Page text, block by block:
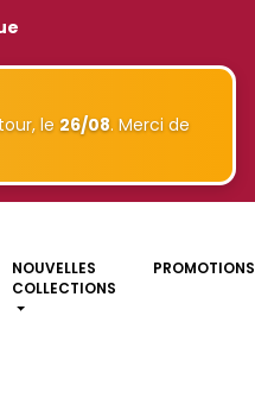
le 26/08. Merci de
NOUVELLES
COLLECTIONS
PROMOTIONS